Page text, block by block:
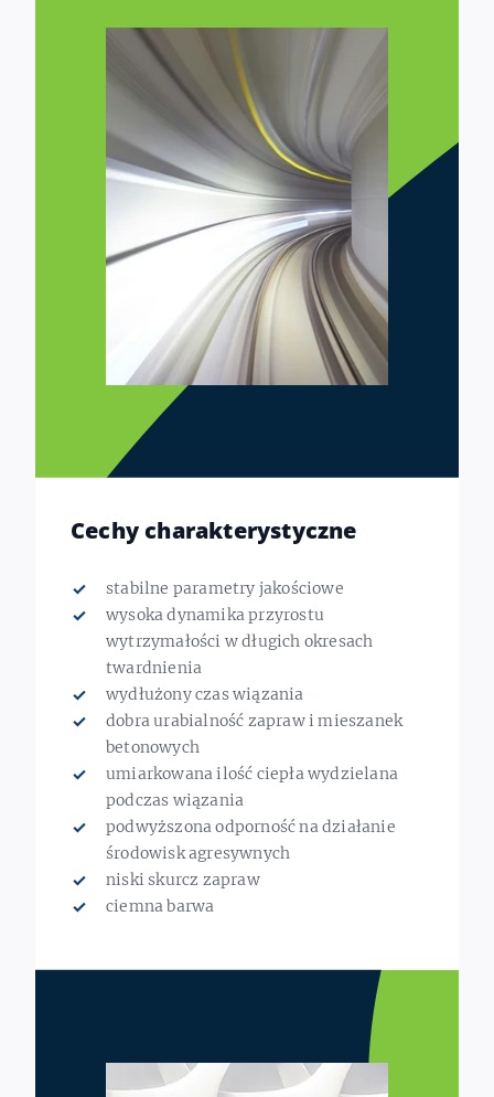
Cechy charakterystyczne
stabilne parametry jakościowe
wysoka dynamika przyrostu
wytrzymałości w długich okresach
twardnienia
wydłużony czas wiązania
dobra urabialność zapraw i mieszanek
betonowych
umiarkowana ilość ciepła wydzielana
podczas wiązania
podwyższona odporność na działanie
środowisk agresywnych
niski skurcz zapraw
ciemna barwa